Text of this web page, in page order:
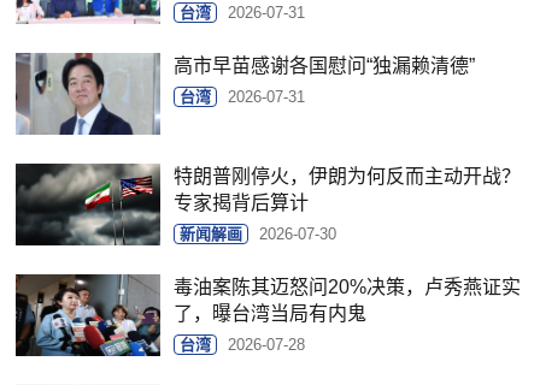
台湾 2026-07-31
高市早苗感谢各国慰问“独漏赖清德”
台湾 2026-07-31
特朗普刚停火，伊朗为何反而主动开战？
专家揭背后算计
新闻解画 2026-07-30
毒油案陈其迈怒问20%决策，卢秀燕证实
了，曝台湾当局有内鬼
台湾 2026-07-28